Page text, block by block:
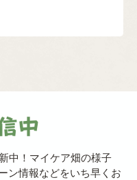
中！マイケア畑の様子
ン情報などをいち早くお